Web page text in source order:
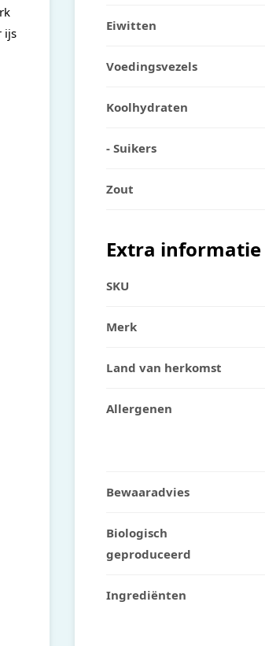
ijs
Eiwitten
Voedingsvezels
Koolhydraten
- Suikers
Zout
Extra informatie
SKU
Merk
Land van herkomst
Allergenen
Bewaaradvies
Biologisch
geproduceerd
Ingrediënten